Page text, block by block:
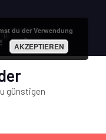
0
günstigen
du der Verwendung
AKZEPTIEREN